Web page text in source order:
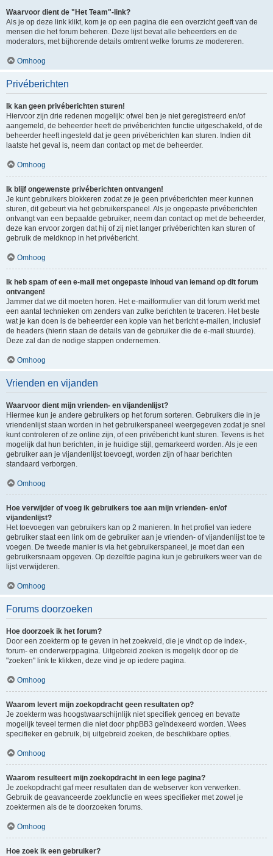
Waarvoor dient de "Het Team"-link?
Als je op deze link klikt, kom je op een pagina die een overzicht geeft van de
mensen die het forum beheren. Deze lijst bevat alle beheerders en de
moderators, met bijhorende details omtrent welke forums ze modereren.
Omhoog
Privéberichten
Ik kan geen privéberichten sturen!
Hiervoor zijn drie redenen mogelijk: ofwel ben je niet geregistreerd en/of
aangemeld, de beheerder heeft de privéberichten functie uitgeschakeld, of de
beheerder heeft ingesteld dat je geen privéberichten kan sturen. Indien dit
laatste het geval is, neem dan contact op met de beheerder.
Omhoog
Ik blijf ongewenste privéberichten ontvangen!
Je kunt gebruikers blokkeren zodat ze je geen privéberichten meer kunnen
sturen, dit gebeurt via het gebruikerspaneel. Als je ongepaste privéberichten
ontvangt van een bepaalde gebruiker, neem dan contact op met de beheerder,
deze kan ervoor zorgen dat hij of zij niet langer privéberichten kan sturen of
gebruik de meldknop in het privébericht.
Omhoog
Ik heb spam of een e-mail met ongepaste inhoud van iemand op dit forum
ontvangen!
Jammer dat we dit moeten horen. Het e-mailformulier van dit forum werkt met
een aantal technieken om zenders van zulke berichten te traceren. Het beste
wat je kan doen is de beheerder een kopie van het bericht e-mailen, inclusief
de headers (hierin staan de details van de gebruiker die de e-mail stuurde).
Deze zal dan de nodige stappen ondernemen.
Omhoog
Vrienden en vijanden
Waarvoor dient mijn vrienden- en vijandenlijst?
Hiermee kun je andere gebruikers op het forum sorteren. Gebruikers die in je
vriendenlijst staan worden in het gebruikerspaneel weergegeven zodat je snel
kunt controleren of ze online zijn, of een privébericht kunt sturen. Tevens is het
mogelijk dat hun berichten, in je huidige stijl, gemarkeerd worden. Als je een
gebruiker aan je vijandenlijst toevoegt, worden zijn of haar berichten
standaard verborgen.
Omhoog
Hoe verwijder of voeg ik gebruikers toe aan mijn vrienden- en/of
vijandenlijst?
Het toevoegen van gebruikers kan op 2 manieren. In het profiel van iedere
gebruiker staat een link om de gebruiker aan je vrienden- of vijandenlijst toe te
voegen. De tweede manier is via het gebruikerspaneel, je moet dan een
gebruikersnaam opgeven. Op dezelfde pagina kun je gebruikers weer van de
lijst verwijderen.
Omhoog
Forums doorzoeken
Hoe doorzoek ik het forum?
Door een zoekterm op te geven in het zoekveld, die je vindt op de index-,
forum- en onderwerppagina. Uitgebreid zoeken is mogelijk door op de
"zoeken" link te klikken, deze vind je op iedere pagina.
Omhoog
Waarom levert mijn zoekopdracht geen resultaten op?
Je zoekterm was hoogstwaarschijnlijk niet specifiek genoeg en bevatte
mogelijk teveel termen die niet door phpBB3 geïndexeerd worden. Wees
specifieker en gebruik, bij uitgebreid zoeken, de beschikbare opties.
Omhoog
Waarom resulteert mijn zoekopdracht in een lege pagina?
Je zoekopdracht gaf meer resultaten dan de webserver kon verwerken.
Gebruik de geavanceerde zoekfunctie en wees specifieker met zowel je
zoektermen als de te doorzoeken forums.
Omhoog
Hoe zoek ik een gebruiker?